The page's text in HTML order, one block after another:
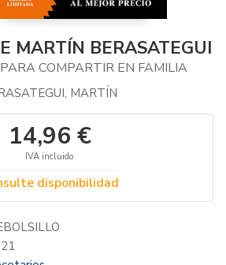
MARTÍN BERASATEGUI
COMPARTIR EN FAMILIA
MARTÍN
14,96 €
IVA incluido
disponibilidad